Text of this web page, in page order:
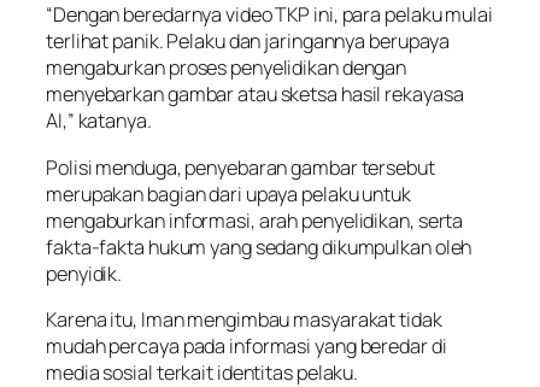
“Dengan beredarnya video TKP ini, para pelaku mulai
terlihat panik. Pelaku dan jaringannya berupaya
mengaburkan proses penyelidikan dengan
menyebarkan gambar atau sketsa hasil rekayasa
AI,” katanya.
Polisi menduga, penyebaran gambar tersebut
merupakan bagian dari upaya pelaku untuk
mengaburkan informasi, arah penyelidikan, serta
fakta-fakta hukum yang sedang dikumpulkan oleh
penyidik.
Karena itu, Iman mengimbau masyarakat tidak
mudah percaya pada informasi yang beredar di
media sosial terkait identitas pelaku.